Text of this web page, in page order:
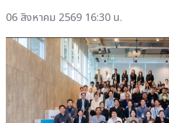
06 สิงหาคม 2569 16:30 น.